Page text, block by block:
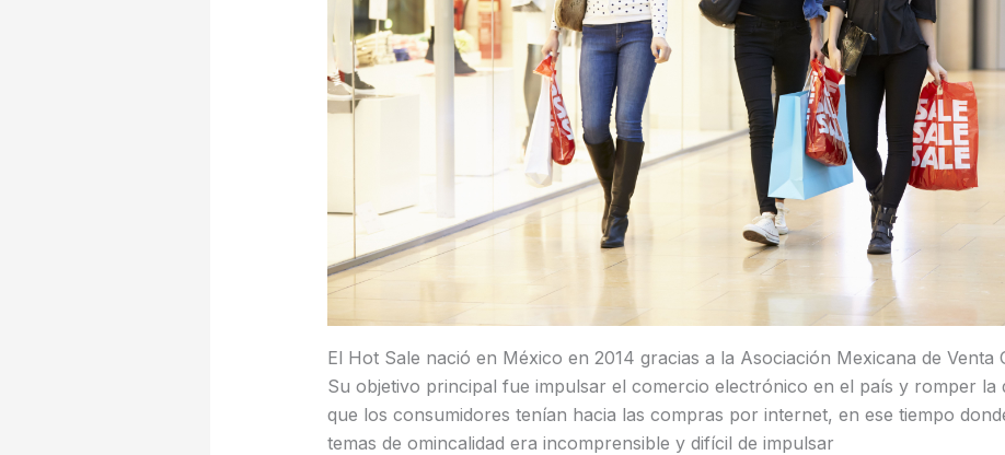
El Hot Sale nació en México en 2014 gracias a la Asociación Mexicana de Venta
Su objetivo principal fue impulsar el comercio electrónico en el país y romper la
que los consumidores tenían hacia las compras por internet, en ese tiempo
temas de omincalidad era incomprensible y difícil de impulsar